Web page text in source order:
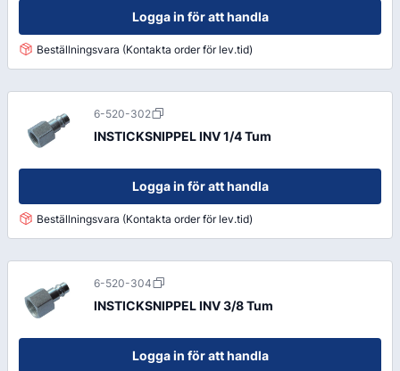
Logga in för att handla
Beställningsvara (Kontakta order för lev.tid)
6-520-302
INSTICKSNIPPEL INV 1/4 Tum
Logga in för att handla
Beställningsvara (Kontakta order för lev.tid)
6-520-304
INSTICKSNIPPEL INV 3/8 Tum
Logga in för att handla